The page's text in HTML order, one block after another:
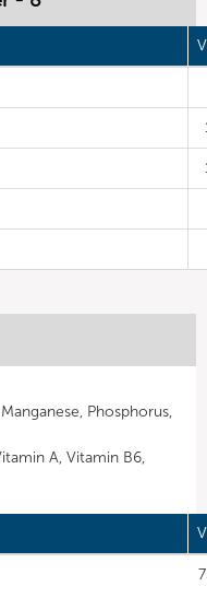
Phosphorus,
A, Vitamin B6,